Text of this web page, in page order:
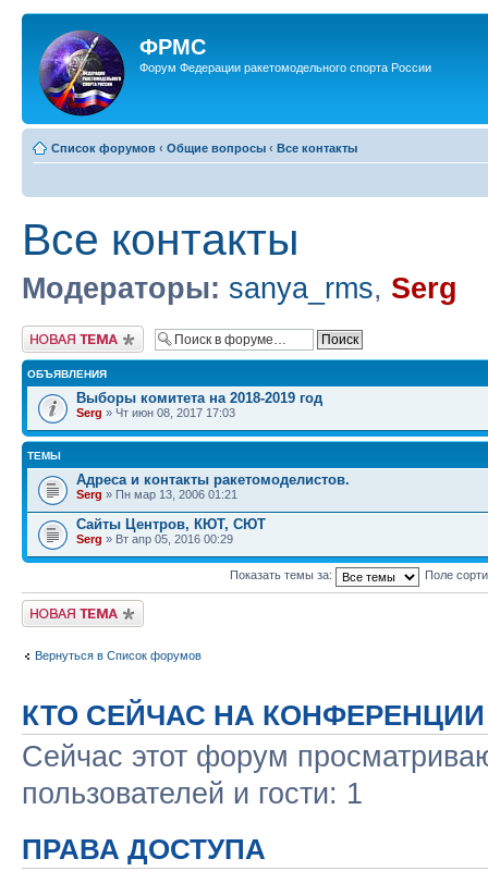
ФРМС
Форум Федерации ракетомодельного спорта России
Список форумов ‹ Общие вопросы ‹ Все контакты
Все контакты
Модераторы: sanya_rms, Serg
Новая тема
ОБЪЯВЛЕНИЯ
Выборы комитета на 2018-2019 год
Serg » Чт июн 08, 2017 17:03
ТЕМЫ
Адреса и контакты ракетомоделистов.
Serg » Пн мар 13, 2006 01:21
Сайты Центров, КЮТ, СЮТ
Serg » Вт апр 05, 2016 00:29
Показать темы за: Поле
Новая тема
Вернуться в Список форумов
КТО СЕЙЧАС НА КОНФЕРЕНЦИИ
Сейчас этот форум
пользователей и гости: 1
ПРАВА ДОСТУПА